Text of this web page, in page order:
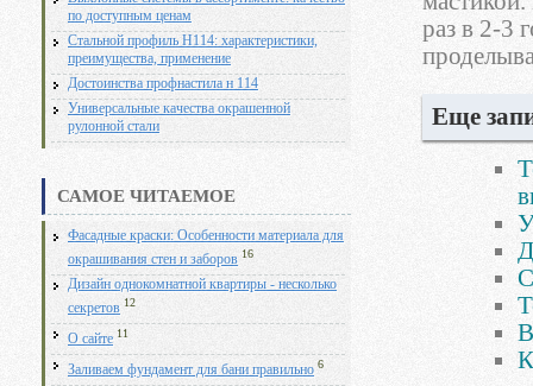
по доступным ценам
Стальной профиль Н114: характеристики,
преимущества, применение
Достоинства профнастила н 114
Универсальные качества окрашенной
рулонной стали
САМОЕ ЧИТАЕМОЕ
Фасадные краски: Особенности материала для
окрашивания стен и заборов 16
Дизайн однокомнатной квартиры - несколько
секретов 12
О сайте 11
Заливаем фундамент для бани правильно 6
раз в 2-3
Еще